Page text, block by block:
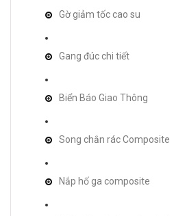
Gờ giảm tốc cao su
Gang đúc chi tiết
Biển Báo Giao Thông
Song chắn rác Composite
Nắp hố ga composite